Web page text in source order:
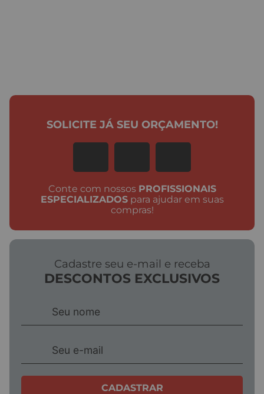
Conte com nossos PROFISSIONAIS
ESPECIALIZADOSpara ajudar em suas
compras!
SOLICITE JÁ SEU ORÇAMENTO!
Cadastre seu e-mail e receba
DESCONTOS EXCLUSIVOS
CADASTRAR